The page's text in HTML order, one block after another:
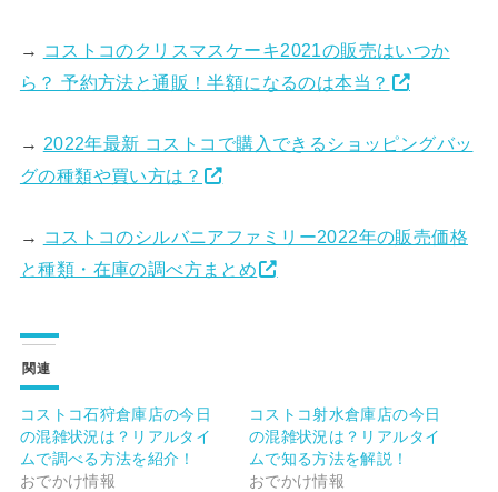
→ コストコのクリスマスケーキ2021の販売はいつか
ら？ 予約方法と通販！半額になるのは本当？
→ 2022年最新 コストコで購入できるショッピングバッ
グの種類や買い方は？
→ コストコのシルバニアファミリー2022年の販売価格
と種類・在庫の調べ方まとめ
関連
コストコ石狩倉庫店の今日
の混雑状況は？リアルタイ
ムで調べる方法を紹介！
おでかけ情報
コストコ射水倉庫店の今日
の混雑状況は？リアルタイ
ムで知る方法を解説！
おでかけ情報